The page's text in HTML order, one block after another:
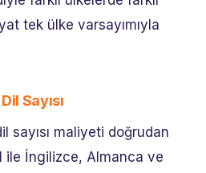
tek ülke varsayımıyla
Sayısı
sayısı maliyeti doğrudan
ile İngilizce, Almanca ve